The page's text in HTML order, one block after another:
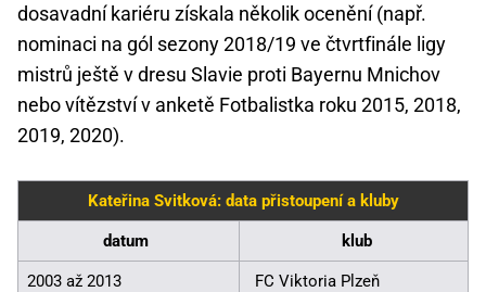
dosavadní kariéru získala několik ocenění (např.
nominaci na gól sezony 2018/19 ve čtvrtfinále ligy
mistrů ještě v dresu Slavie proti Bayernu Mnichov
nebo vítězství v anketě Fotbalistka roku 2015, 2018,
2019, 2020).
Kateřina Svitková: data přistoupení a kluby
datum klub
2003 až 2013 FC Viktoria Plzeň